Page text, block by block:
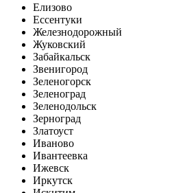
Елизово
Ессентуки
Железнодорожный
Жуковский
Забайкальск
Звенигород
Зеленогорск
Зеленоград
Зеленодольск
Зерноград
Златоуст
Иваново
Ивантеевка
Ижевск
Иркутск